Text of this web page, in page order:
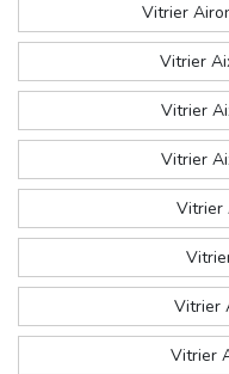
Vitrier
Vitrier
Vitrier
Vitrier
Vitrier
Vitrier
Vitrier